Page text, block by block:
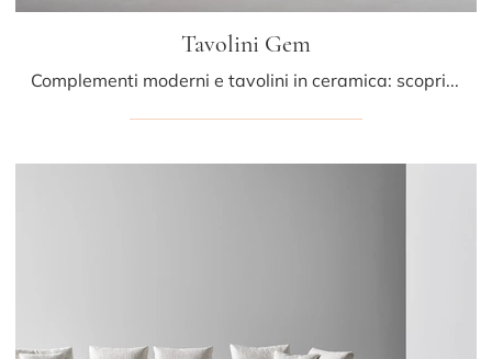
Tavolini Gem
Complementi moderni e tavolini in ceramica: scopri di più sul modello Tavolini Gem di Bonaldo e potrai completare i tuoi spazi.